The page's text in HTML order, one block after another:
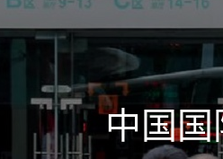
中国